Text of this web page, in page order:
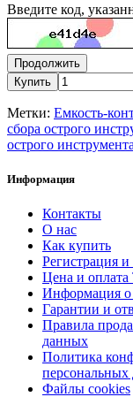
Введите код,
Продолжить
Купить
Метки: Емкость-
сбора острого
острого
Информация
Контакты
О нас
Как купить
Регистрация и
Цена и оплата
Информация о
Гарантии и
Правила
данных
Политика
Файлы cookies